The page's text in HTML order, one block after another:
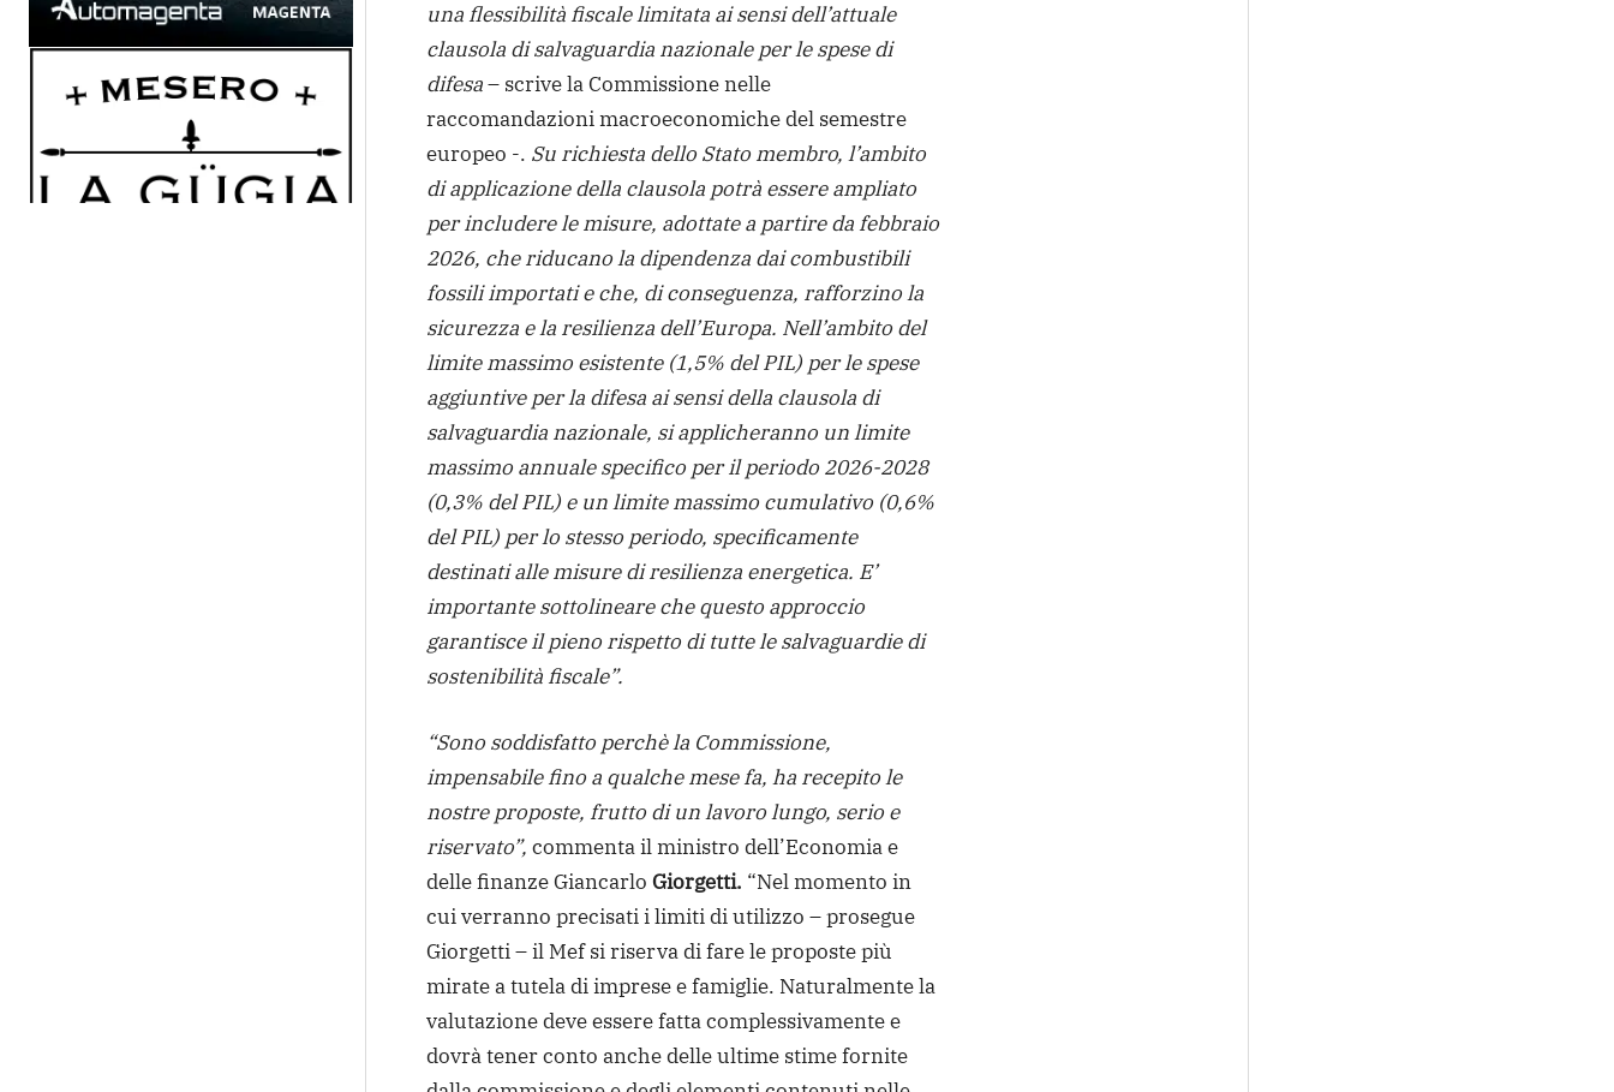
una flessibilità fiscale limitata ai sensi dell’attuale
clausola di salvaguardia nazionale per le spese di
difesa– scrive la Commissione nelle
raccomandazioni macroeconomiche del semestre
europeo -. Su richiesta dello Stato membro, l’ambito
di applicazione della clausola potrà essere ampliato
per includere le misure, adottate a partire da febbraio
2026, che riducano la dipendenza dai combustibili
fossili importati e che, di conseguenza, rafforzino la
sicurezza e la resilienza dell’Europa. Nell’ambito del
limite massimo esistente (1,5% del PIL) per le spese
aggiuntive per la difesa ai sensi della clausola di
salvaguardia nazionale, si applicheranno un limite
massimo annuale specifico per il periodo 2026-2028
(0,3% del PIL) e un limite massimo cumulativo (0,6%
del PIL) per lo stesso periodo, specificamente
destinati alle misure di resilienza energetica. E’
importante sottolineare che questo approccio
garantisce il pieno rispetto di tutte le salvaguardie di
sostenibilità fiscale”.
“Sono soddisfatto perchè la Commissione,
impensabile fino a qualche mese fa, ha recepito le
nostre proposte, frutto di un lavoro lungo, serio e
riservato”, commenta il ministro dell’Economia e
delle finanze Giancarlo Giorgetti. “Nel momento in
cui verranno precisati i limiti di utilizzo – prosegue
Giorgetti – il Mef si riserva di fare le proposte più
mirate a tutela di imprese e famiglie. Naturalmente la
valutazione deve essere fatta complessivamente e
dovrà tener conto anche delle ultime stime fornite